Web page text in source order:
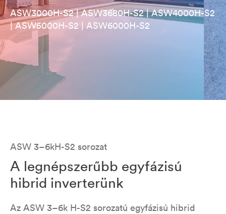
ASW3000H-S2 | ASW3680H-S2 | ASW4000H-S2
| ASW5000H-S2 | ASW6000H-S2
ASW 3–6kH-S2 sorozat
A legnépszerűbb egyfázisú
hibrid inverterünk
Az ASW 3–6k H-S2 sorozatú egyfázisú hibrid